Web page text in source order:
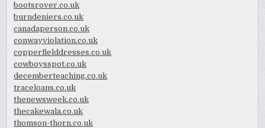
bootsrover.co.uk
burndeniers.co.uk
canadaperson.co.uk
conwayviolation.co.uk
copperfielddresses.co.uk
cowboysspot.co.uk
decemberteaching.co.uk
traceloans.co.uk
thenewsweek.co.uk
thecakewala.co.uk
thomson-thorn.co.uk